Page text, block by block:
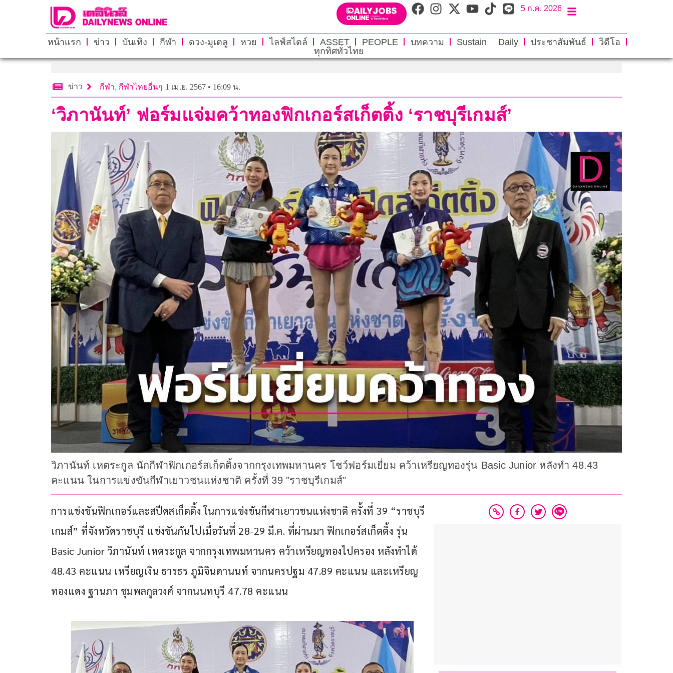
5 ก.ค. 2026
หน้าแรก ข่าว บันเทิง กีฬา ดวง-มูเตลู หวย ไลฟ์สไตล์ ASSET PEOPLE บทความ Sustain Daily ประชาสัมพันธ์
วิดีโอ
ทุกทิศทั่วไทย
ข่าว กีฬา, กีฬาไทยอื่นๆ 1 เม.ย. 2567 • 16:09 น.
‘วิภานันท์’ ฟอร์มแจ่มคว้าทองฟิกเกอร์สเก็ตติ้ง ‘ราชบุรีเกมส์’
วิภานันท์ เหตระกูล นักกีฬาฟิกเกอร์สเก็ตติ้งจากกรุงเทพมหานคร โชว์ฟอร์มเยี่ยม คว้าเหรียญทองรุ่น Basic Junior หลังทำ 48.43
คะแนน ในการแข่งขันกีฬาเยาวชนแห่งชาติ ครั้งที่ 39 "ราชบุรีเกมส์"
การแข่งขันฟิกเกอร์และสปีดสเก็ตติ้ง ในการแข่งขันกีฬาเยาวชนแห่งชาติ ครั้งที่ 39 “ราชบุรี
เกมส์” ที่จังหวัดราชบุรี แข่งขันกันไปเมื่อวันที่ 28-29 มี.ค. ที่ผ่านมา ฟิกเกอร์สเก็ตติ้ง รุ่น
Basic Junior วิภานันท์ เหตระกูล จากกรุงเทพมหานคร คว้าเหรียญทองไปครอง หลังทำได้
48.43 คะแนน เหรียญเงิน ธารธร ภูมิจินดานนท์ จากนครปฐม 47.89 คะแนน และเหรียญ
ทองแดง ฐานภา ชุมพลกูลวงศ์ จากนนทบุรี 47.78 คะแนน